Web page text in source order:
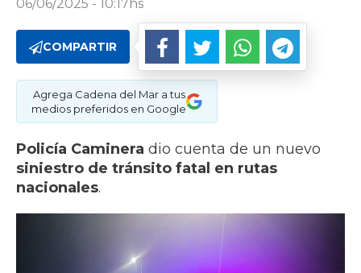
06/06/2025 - 10:17hs
COMPARTIR
Agrega Cadena del Mar a tus
medios preferidos en Google
Policía Caminera dio cuenta de un nuevo
siniestro de tránsito fatal en rutas
nacionales.